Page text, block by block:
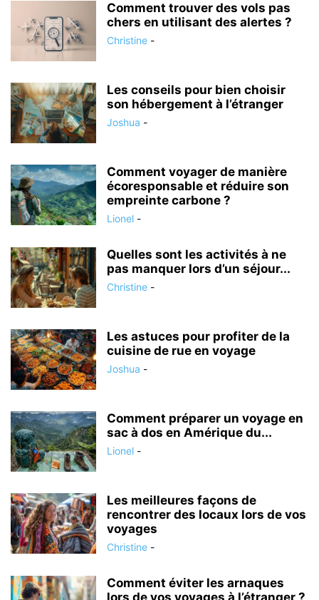
Comment trouver des vols pas
chers en utilisant des alertes ?
Christine -
Les conseils pour bien choisir
son hébergement à l’étranger
Joshua -
Comment voyager de manière
écoresponsable et réduire son
empreinte carbone ?
Lionel -
Quelles sont les activités à ne
pas manquer lors d’un séjour...
Christine -
Les astuces pour profiter de la
cuisine de rue en voyage
Joshua -
Comment préparer un voyage en
sac à dos en Amérique du...
Lionel -
Les meilleures façons de
rencontrer des locaux lors de vos
voyages
Christine -
Comment éviter les arnaques
lors de vos voyages à l’étranger ?